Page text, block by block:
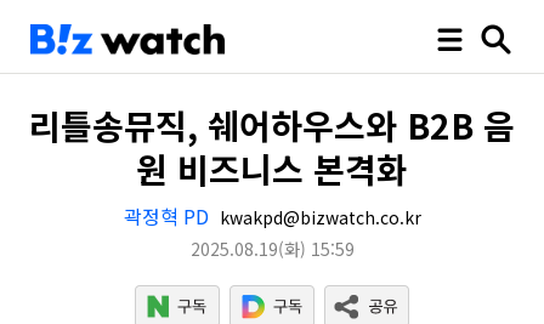
리틀송뮤직, 쉐어하우스와 B2B 음
원 비즈니스 본격화
곽정혁 PD kwakpd@bizwatch.co.kr
2025.08.19(화) 15:59